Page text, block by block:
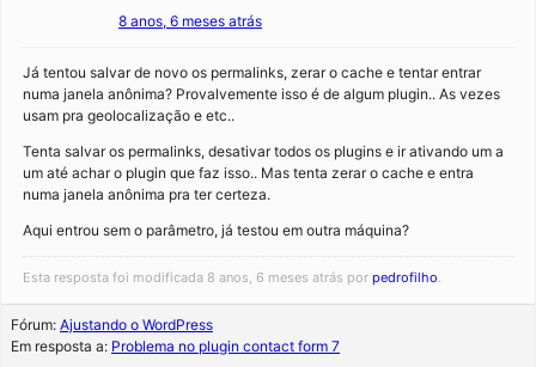
8 anos, 6 meses atrás
Já tentou salvar de novo os permalinks, zerar o cache e tentar entrar
numa janela anônima? Provalvemente isso é de algum plugin.. As vezes
usam pra geolocalização e etc..
Tenta salvar os permalinks, desativar todos os plugins e ir ativando um a
um até achar o plugin que faz isso.. Mas tenta zerar o cache e entra
numa janela anônima pra ter certeza.
Aqui entrou sem o parâmetro, já testou em outra máquina?
Esta resposta foi modificada 8 anos, 6 meses atrás por pedrofilho.
Fórum: Ajustando o WordPress
Em resposta a: Problema no plugin contact form 7